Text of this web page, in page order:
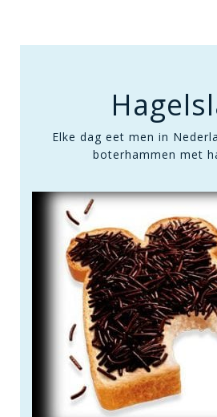
Elke dag eet men in
boterhammen met